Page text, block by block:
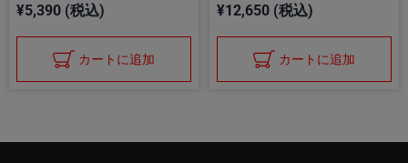
¥5,390 (税込)
カートに追加
¥12,650 (税込)
カートに追加